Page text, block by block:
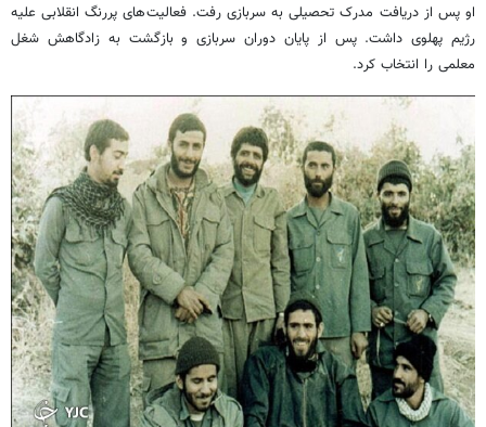
او پس از دریافت مدرک تحصیلی به سربازی رفت. فعالیت‌های پررنگ انقلابی علیه
رژیم پهلوی داشت. پس از پایان دوران سربازی و بازگشت به زادگاهش شغل
معلمی را انتخاب کرد.